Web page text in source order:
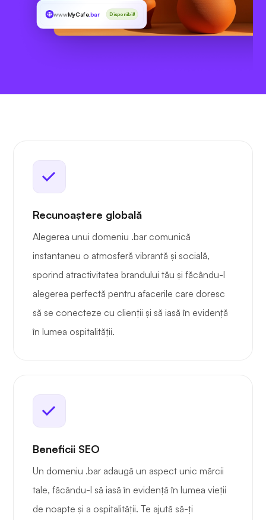
wwwMyCafe.bar Disponibil!
Recunoaștere globală
Alegerea unui domeniu .bar comunică
instantaneu o atmosferă vibrantă și socială,
sporind atractivitatea brandului tău și făcându-l
alegerea perfectă pentru afacerile care doresc
să se conecteze cu clienții și să iasă în evidență
în lumea ospitalității.
Beneficii SEO
Un domeniu .bar adaugă un aspect unic mărcii
tale, făcându-l să iasă în evidență în lumea vieții
de noapte și a ospitalității. Te ajută să-ți